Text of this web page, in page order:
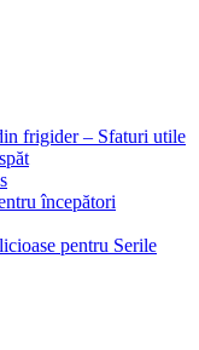
frigider – Sfaturi utile
începători
pentru Serile